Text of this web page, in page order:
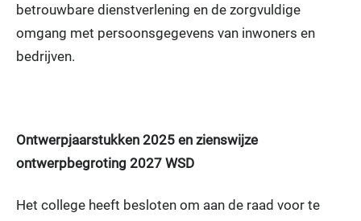
betrouwbare dienstverlening en de zorgvuldige
omgang met persoonsgegevens van inwoners en
bedrijven.
Ontwerpjaarstukken 2025 en zienswijze
ontwerpbegroting 2027 WSD
Het college heeft besloten om aan de raad voor te